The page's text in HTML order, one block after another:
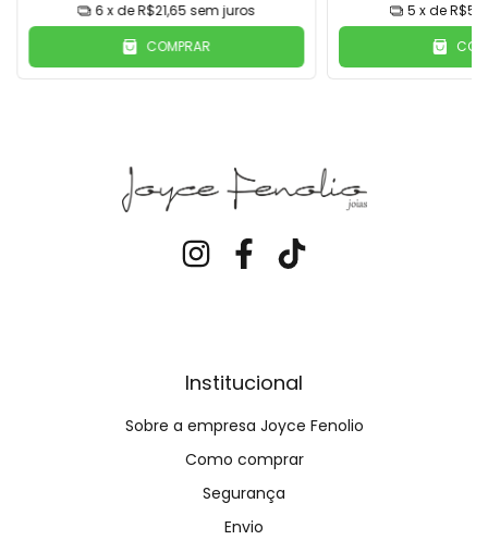
6x deR$21,65 sem juros
COMPRAR
5 x de
Institucional
Sobre a empresa Joyce Fenolio
Como comprar
Segurança
Envio